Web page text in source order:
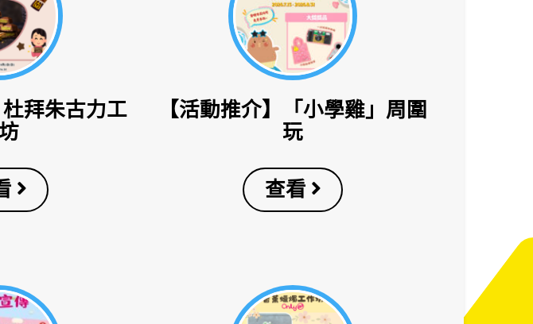
杜拜朱古力工
【活動推介】「小學雞」周圍
玩
查看